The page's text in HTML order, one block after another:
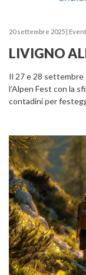
20 settembre 2025 |
LIVIGNO
Il 27 e 28 settembre
l’Alpen Fest con la
contadini per